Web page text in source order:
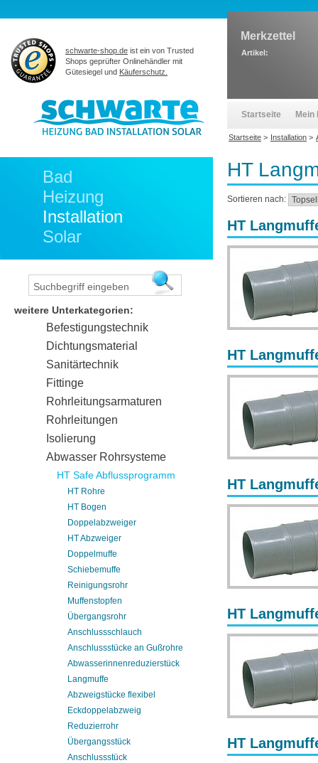
HT
Sortieren nach:
HT
HT
HT
HT
HT
Bad
Heizung
Installation
Solar
weitere Unterkategorien:
Befestigungstechnik
Dichtungsmaterial
Sanitärtechnik
Fittinge
Rohrleitungsarmaturen
Rohrleitungen
Isolierung
Abwasser Rohrsysteme
HT Safe Abflussprogramm
HT Rohre
HT Bogen
Doppelabzweiger
HT Abzweiger
Doppelmuffe
Schiebemuffe
Reinigungsrohr
Muffenstopfen
Übergangsrohr
Anschlussschlauch
Anschlussstücke an Gußrohre
Abwasserinnenreduzierstück
Langmuffe
Abzweigstücke flexibel
Eckdoppelabzweig
Reduzierrohr
Übergangsstück
Anschlussstück
schwarte-shop.de ist ein von Trusted
Shops geprüfter Onlinehändler mit
Gütesiegel und Käuferschutz.
Merkzettel
Artikel:
Startseite Mein
Startseite > Installation >